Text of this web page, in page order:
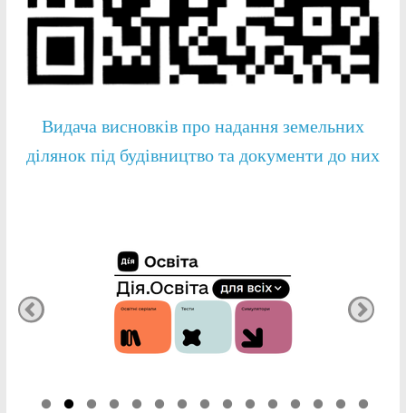
Видача висновків про надання земельних
ділянок під будівництво та документи до них